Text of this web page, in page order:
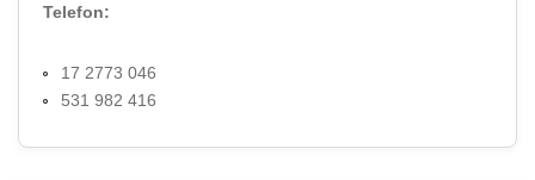
Telefon:
17 2773 046
531 982 416